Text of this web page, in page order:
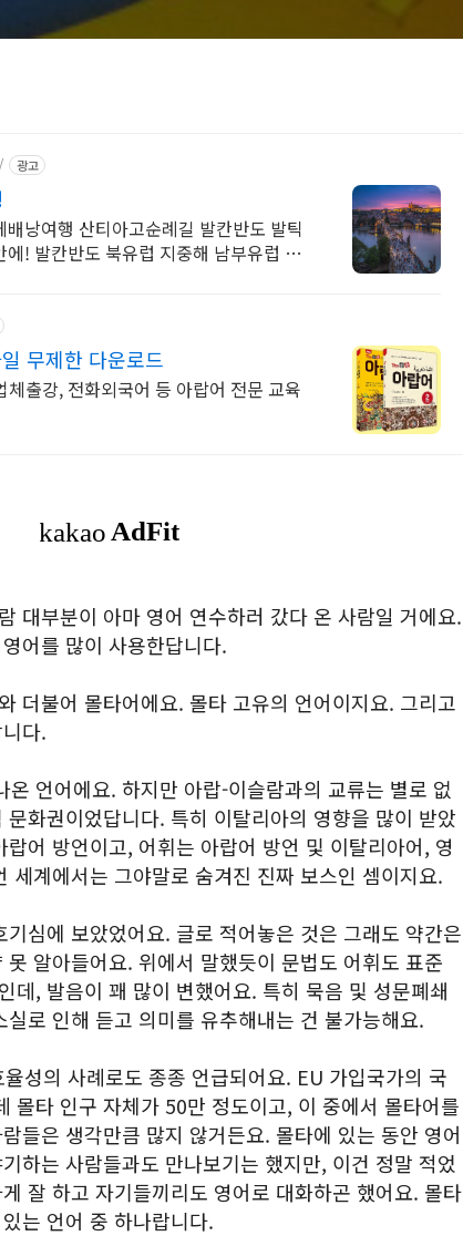
광고
낭여행 산티아고순례길 발칸반도 발틱
! 발칸반도 북유럽 지중해 남부유럽 동
무제한 다운로드
출강, 전화외국어 등 아랍어 전문 교육
대부분이 아마 영어 연수하러 갔다 온 사람일 거에요.
어를 많이 사용한답니다.
더불어 몰타어에요. 몰타 고유의 언어이지요. 그리고
다.
온 언어에요. 하지만 아랍-이슬람과의 교류는 별로 없
화권이었답니다. 특히 이탈리아의 영향을 많이 받았
어 방언이고, 어휘는 아랍어 방언 및 이탈리아어, 영
세계에서는 그야말로 숨겨진 진짜 보스인 셈이지요.
심에 보았었어요. 글로 적어놓은 것은 그래도 약간은
알아들어요. 위에서 말했듯이 문법도 어휘도 표준
데, 발음이 꽤 많이 변했어요. 특히 묵음 및 성문폐쇄
로 인해 듣고 의미를 유추해내는 건 불가능해요.
성의 사례로도 종종 언급되어요. EU 가입국가의 국
몰타 인구 자체가 50만 정도이고, 이 중에서 몰타어를
들은 생각만큼 많지 않거든요. 몰타에 있는 동안 영어
하는 사람들과도 만나보기는 했지만, 이건 정말 적었
잘 하고 자기들끼리도 영어로 대화하곤 했어요. 몰타
는 언어 중 하나랍니다.